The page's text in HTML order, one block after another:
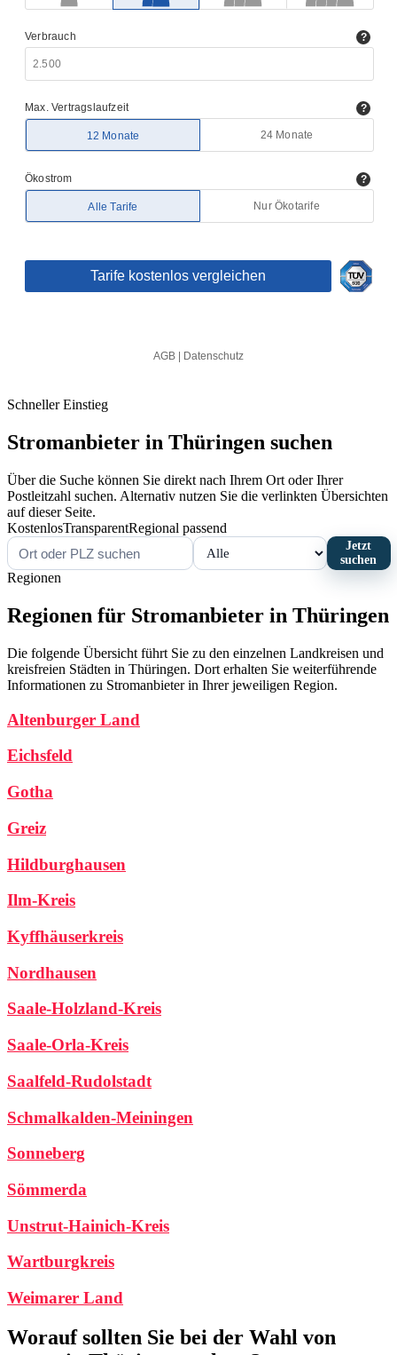
Schneller Einstieg
Stromanbieter in Thüringen suchen
Über die Suche können Sie direkt nach Ihrem Ort oder Ihrer
Postleitzahl suchen. Alternativ nutzen Sie die verlinkten Übersichten
auf dieser Seite.
KostenlosTransparentRegional passend
Jetzt
suchen
Regionen
Regionen für Stromanbieter in Thüringen
Die folgende Übersicht führt Sie zu den einzelnen Landkreisen und
kreisfreien Städten in Thüringen. Dort erhalten Sie weiterführende
Informationen zu Stromanbieter in Ihrer jeweiligen Region.
Altenburger Land
Eichsfeld
Gotha
Greiz
Hildburghausen
Ilm-Kreis
Kyffhäuserkreis
Nordhausen
Saale-Holzland-Kreis
Saale-Orla-Kreis
Saalfeld-Rudolstadt
Schmalkalden-Meiningen
Sonneberg
Sömmerda
Unstrut-Hainich-Kreis
Wartburgkreis
Weimarer Land
Worauf sollten Sie bei der Wahl von